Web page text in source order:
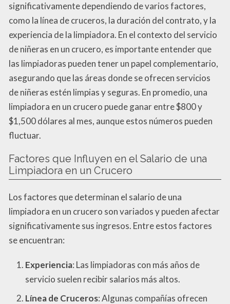
significativamente dependiendo de varios factores,
como la línea de cruceros, la duración del contrato, y la
experiencia de la limpiadora. En el contexto del servicio
de niñeras en un crucero, es importante entender que
las limpiadoras pueden tener un papel complementario,
asegurando que las áreas donde se ofrecen servicios
de niñeras estén limpias y seguras. En promedio, una
limpiadora en un crucero puede ganar entre $800 y
$1,500 dólares al mes, aunque estos números pueden
fluctuar.
Factores que Influyen en el Salario de una
Limpiadora en un Crucero
Los factores que determinan el salario de una
limpiadora en un crucero son variados y pueden afectar
significativamente sus ingresos. Entre estos factores
se encuentran:
Experiencia: Las limpiadoras con más años de
servicio suelen recibir salarios más altos.
Línea de Cruceros: Algunas compañías ofrecen